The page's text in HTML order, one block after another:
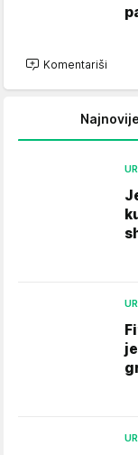
Komentariši
Najnovije